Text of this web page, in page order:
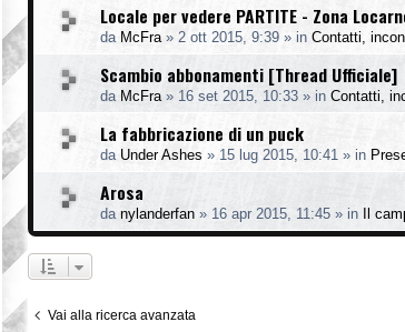
Locale per vedere PARTITE - Zona
da McFra » 2 ott 2015, 9:39 » in Contatti,
Scambio abbonamenti [Thread Ufficiale]
da McFra » 16 set 2015, 10:33 » in Contatti,
La fabbricazione di un puck
da Under Ashes » 15 lug 2015, 10:41 » in
Arosa
da nylanderfan » 16 apr 2015, 11:45 » in Il
Vai alla ricerca avanzata